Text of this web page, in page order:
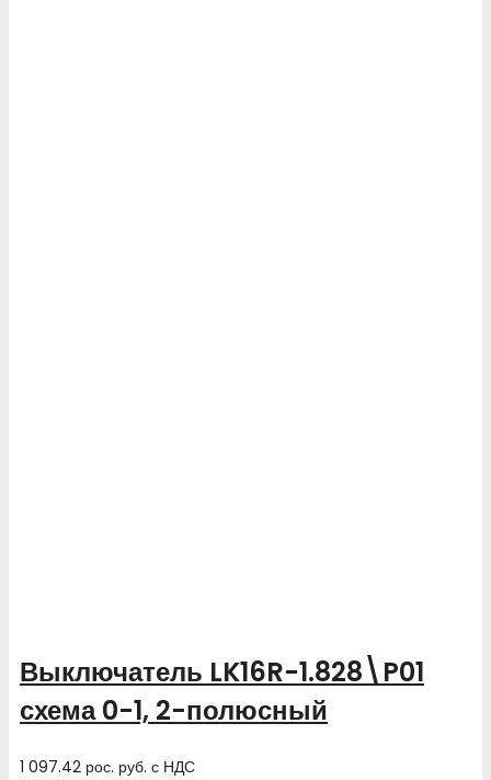
Выключатель LK16R-1.828\P01
схема 0-1, 2-полюсный
1 097.42 рос. руб. с НДС